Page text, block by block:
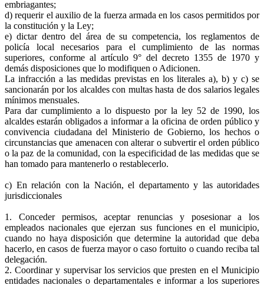
embriagantes;
d) requerir el auxilio de la fuerza armada en los casos permitidos por
la constitución y la Ley;
e) dictar dentro del área de su competencia, los reglamentos de
policía local necesarios para el cumplimiento de las normas
superiores, conforme al artículo 9° del decreto 1355 de 1970 y
demás disposiciones que lo modifiquen o Adicionen.
La infracción a las medidas previstas en los literales a), b) y c) se
sancionarán por los alcaldes con multas hasta de dos salarios legales
mínimos mensuales.
Para dar cumplimiento a lo dispuesto por la ley 52 de 1990, los
alcaldes estarán obligados a informar a la oficina de orden público y
convivencia ciudadana del Ministerio de Gobierno, los hechos o
circunstancias que amenacen con alterar o subvertir el orden público
o la paz de la comunidad, con la especificidad de las medidas que se
han tomado para mantenerlo o restablecerlo.
c) En relación con la Nación, el departamento y las autoridades
jurisdiccionales
1. Conceder permisos, aceptar renuncias y posesionar a los
empleados nacionales que ejerzan sus funciones en el municipio,
cuando no haya disposición que determine la autoridad que deba
hacerlo, en casos de fuerza mayor o caso fortuito o cuando reciba tal
delegación.
2. Coordinar y supervisar los servicios que presten en el Municipio
entidades nacionales o departamentales e informar a los superiores